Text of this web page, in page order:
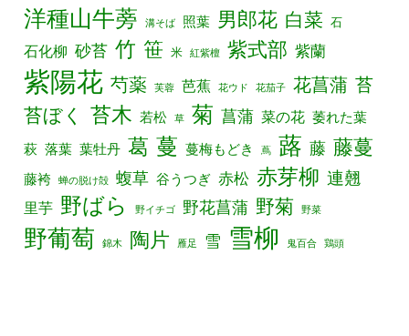
洋種山牛蒡 溝そば 照葉 男郎花 白菜 石
石化柳 砂苔 竹 笹 米 紅紫檀 紫式部 紫蘭
紫陽花 芍薬 芙蓉 芭蕉 花ウド 花茄子 花菖蒲 苔
苔ぼく 苔木 若松 草 菊 菖蒲 菜の花 萎れた葉
萩 落葉 葉牡丹 葛 蔓 蔓梅もどき 蔦 蕗 藤 藤蔓
藤袴 蝉の脱け殻 蝮草 谷うつぎ 赤松 赤芽柳 連翹
里芋 野ばら 野イチゴ 野花菖蒲 野菊 野菜
野葡萄 錦木 陶片 雁足 雪 雪柳 鬼百合 鶏頭